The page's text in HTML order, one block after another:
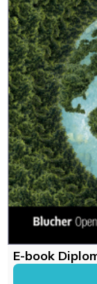
E-book